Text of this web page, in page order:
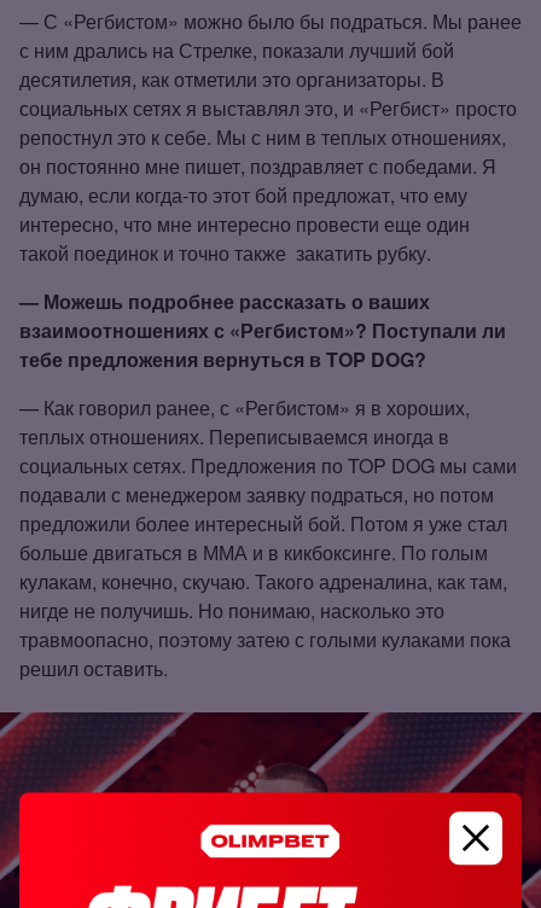
— С «Регбистом» можно было бы подраться. Мы ранее
с ним дрались на Стрелке, показали лучший бой
десятилетия, как отметили это организаторы. В
социальных сетях я выставлял это, и «Регбист» просто
репостнул это к себе. Мы с ним в теплых отношениях,
он постоянно мне пишет, поздравляет с победами. Я
думаю, если когда‑то этот бой предложат, что ему
интересно, что мне интересно провести еще один
такой поединок и точно также закатить рубку.
— Можешь подробнее рассказать о ваших
взаимоотношениях с «Регбистом»? Поступали ли
тебе предложения вернуться в TOP DOG?
— Как говорил ранее, с «Регбистом» я в хороших,
теплых отношениях. Переписываемся иногда в
социальных сетях. Предложения по TOP DOG мы сами
подавали с менеджером заявку подраться, но потом
предложили более интересный бой. Потом я уже стал
больше двигаться в ММА и в кикбоксинге. По голым
кулакам, конечно, скучаю. Такого адреналина, как там,
нигде не получишь. Но понимаю, насколько это
травмоопасно, поэтому затею с голыми кулаками пока
решил оставить.